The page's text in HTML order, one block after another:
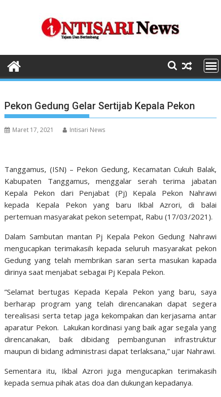
Pekon Gedung Gelar Sertijab Kepala Pekon
Maret 17, 2021 Intisari News
Tanggamus, (ISN) – Pekon Gedung, Kecamatan Cukuh Balak,
Kabupaten Tanggamus, menggalar serah terima jabatan
Kepala Pekon dari Penjabat (Pj) Kepala Pekon Nahrawi
kepada Kepala Pekon yang baru Ikbal Azrori, di balai
pertemuan masyarakat pekon setempat, Rabu (17/03/2021).
Dalam Sambutan mantan Pj Kepala Pekon Gedung Nahrawi
mengucapkan terimakasih kepada seluruh masyarakat pekon
Gedung yang telah membrikan saran serta masukan kapada
dirinya saat menjabat sebagai Pj Kepala Pekon.
”Selamat bertugas Kepada Kepala Pekon yang baru, saya
berharap program yang telah direncanakan dapat segera
terealisasi serta tetap jaga kekompakan dan kerjasama antar
aparatur Pekon. Lakukan kordinasi yang baik agar segala yang
direncanakan, baik dibidang pembangunan infrastruktur
maupun di bidang administrasi dapat terlaksana,” ujar Nahrawi.
Sementara itu, Ikbal Azrori juga mengucapkan terimakasih
kepada semua pihak atas doa dan dukungan kepadanya.